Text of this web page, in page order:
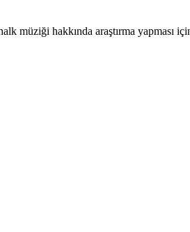
müziği hakkında araştırma yapması